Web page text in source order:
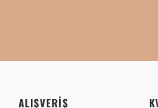
ALIŞVERİŞ